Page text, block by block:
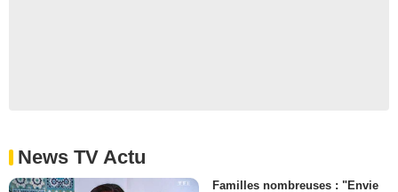
News TV Actu
Familles nombreuses : "Envie